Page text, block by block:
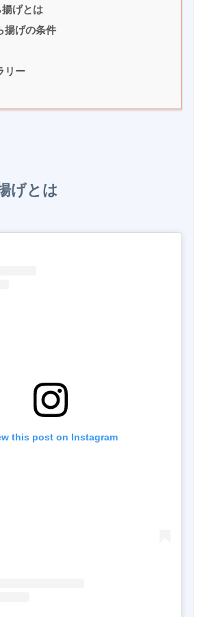
げとは
揚げの条件
リー
げとは
this post on Instagram